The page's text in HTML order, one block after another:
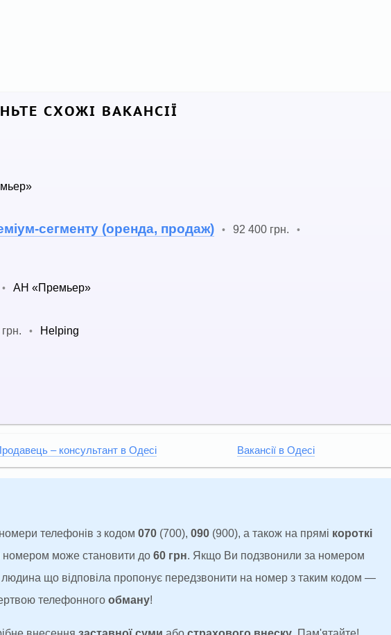
СХОЖІ ВАКАНСІЇ
сегменту (оренда, продаж) • 92 400 грн. •
•
АН «Премьер»
•
Helping
– консультант в Одесі Вакансії в Одесі
телефонів з кодом 070 (700), 090 (900), а також на прямі короткі
номером може становити до 60 грн. Якщо Ви подзвонили за номером
людина що відповіла пропонує передзвонити на номер з таким кодом —
телефонного обману!